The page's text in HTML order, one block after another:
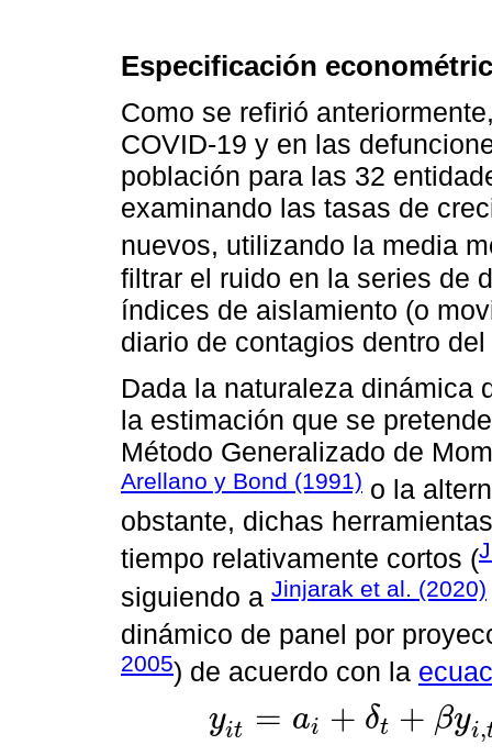
Especificación
Como se refirió
COVID-19 y en las
población para las 32
examinando las tasas de
nuevos, utilizando la media
filtrar el ruido en la series de
índices de aislamiento (o
diario de contagios dentro
Dada la naturaleza dinámica
la estimación que se
Método Generalizado de
Arellano y Bond (1991) o la
obstante, dichas
tiempo relativamente cortos (
siguiendo a Jinjarak et al. (2020)
dinámico de panel por
2005) de acuerdo con la
yit = ai + δt + βyi,
yit=ai δt+β i,t-τ+ γIAi,t τ-7+ it